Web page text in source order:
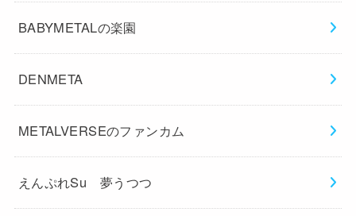
BABYMETALの楽園
DENMETA
METALVERSEのファンカム
えんぷれSu 夢うつつ